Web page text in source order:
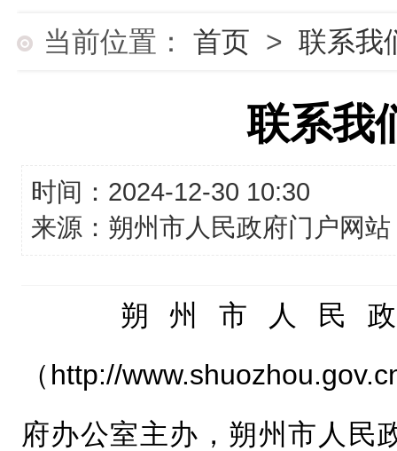
当前位置： 首页 > 联系我
联系我
时间：2024-12-30 10:30
来源：朔州市人民政府门户网站
朔州市人民政
（http://
府办公室主办，朔州市人民